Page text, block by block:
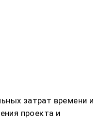
затрат времени и
проекта и